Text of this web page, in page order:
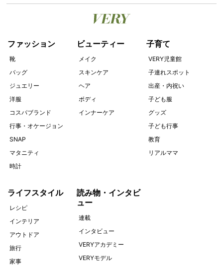
ファッション
靴
バッグ
ジュエリー
洋服
コスパブランド
行事・オケージョン
SNAP
マタニティ
時計
ビューティー
メイク
スキンケア
ヘア
ボディ
インナーケア
子育て
VERY児童館
子連れスポット
出産・内祝い
子ども服
グッズ
子ども行事
教育
リアルママ
ライフスタイル
レシピ
インテリア
アウトドア
旅行
家事
読み物・インタビ
ュー
連載
インタビュー
VERYアカデミー
VERYモデル